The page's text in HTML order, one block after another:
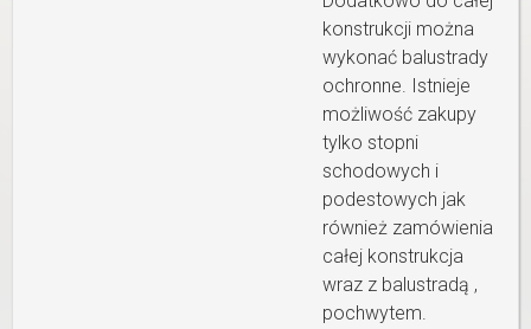
konstrukcji można
wykonać balustrady
ochronne. Istnieje
możliwość zakupy
tylko stopni
schodowych i
podestowych jak
również zamówienia
całej konstrukcja
wraz z balustradą ,
pochwytem.